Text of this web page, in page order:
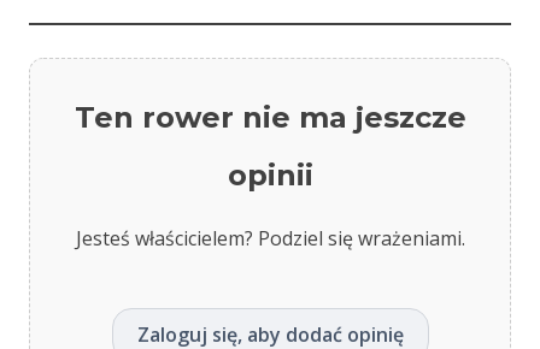
Ten rower nie ma jeszcze
opinii
Jesteś właścicielem? Podziel się wrażeniami.
Zaloguj się, aby dodać opinię